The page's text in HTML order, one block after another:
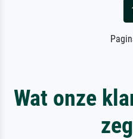
Wat onze